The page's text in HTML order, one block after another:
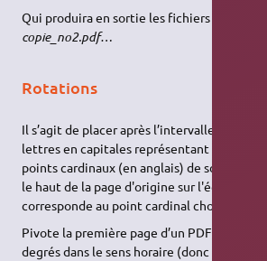
Qui produira en sortie les fichiers :
copie_no2.pdf…
Rotations
Il s’agit de placer après l’intervalle des
lettres en capitales représentant les
points cardinaux (en anglais) de sorte que
le haut de la page d'origine sur l'écran
corresponde au point cardinal choisi.
Pivote la première page d’un PDF de 90
degrés dans le sens horaire (donc à l’est,